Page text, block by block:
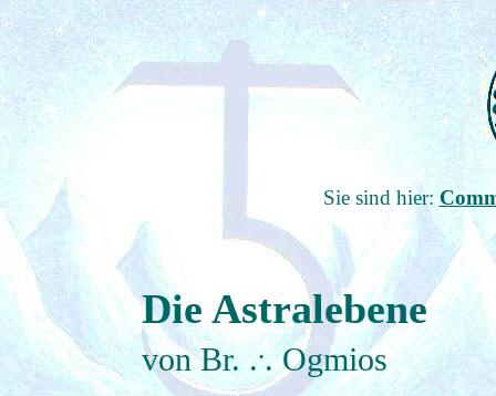
Sie sind hier:
Die Astralebene
von Br. ... Ogmios